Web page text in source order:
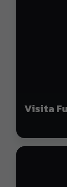
Visita